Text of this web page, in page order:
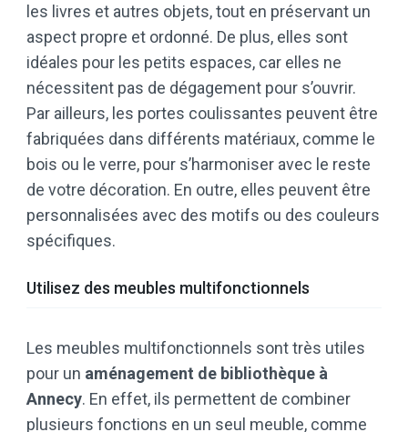
les livres et autres objets, tout en préservant un
aspect propre et ordonné. De plus, elles sont
idéales pour les petits espaces, car elles ne
nécessitent pas de dégagement pour s’ouvrir.
Par ailleurs, les portes coulissantes peuvent être
fabriquées dans différents matériaux, comme le
bois ou le verre, pour s’harmoniser avec le reste
de votre décoration. En outre, elles peuvent être
personnalisées avec des motifs ou des couleurs
spécifiques.
Utilisez des meubles multifonctionnels
Les meubles multifonctionnels sont très utiles
pour un aménagement de bibliothèque à
Annecy. En effet, ils permettent de combiner
plusieurs fonctions en un seul meuble, comme